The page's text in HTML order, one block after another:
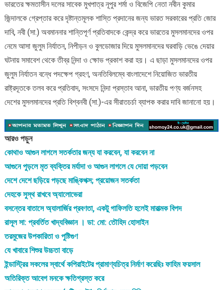
ভারতের ক্ষমতাসীন দলের সাবেক মুখপাত্র নূপুর শর্মা ও বিজেপি নেতা নবীন কুমার
জিন্দালকে গ্রেপ্তার করে দৃষ্টান্তমূলক শাস্তি প্রদানের জন্য ভারত সরকারের প্রতি জোর
দাবি, নবী (সা.) অবমাননার শান্তিপূর্ণ প্রতিবাদকে কেন্দ্র করে ভারতের মুসলমানদের ওপর
নেমে আসা জুলুম নির্যাতন, নিপীড়ন ও বুলডোজার দিয়ে মুসলমানদের ঘরবাড়ি ভেঙে দেয়ার
ঘটনায় সমাবেশ থেকে তীব্র নিন্দা ও ক্ষোভ প্রকাশ করা হয়। এ ছাড়া মুসলমানদের ওপর
জুলুম নির্যাতন বন্ধে পদক্ষেপ গ্রহণ, অনতিবিলম্বে বাংলাদেশে নিয়োজিত ভারতীয়
রাষ্ট্রদূতকে তলব করে প্রতিবাদ, সংসদে নিন্দা প্রস্তাব আনা, ভারতীয় পণ্য বর্জনসহ
দেশের মুসলমানদের প্রতি বিশ্বনবী (সা.)-এর সীরাতচর্চা ব্যাপক করার দাবি জানানো হয়।
আরও পড়ুন
কোথাও আগুন লাগলে সতর্কতার জন্য যা করবেন, যা করবেন না
আগুনে পুড়লে মৃত ব্যক্তির মর্যাদা ও আগুন লাগলে যে দোয়া পড়বেন
দেশে দেশে ছড়িয়ে পড়ছে মাঙ্কিপক্স; প্রয়োজন সতর্কতা
দেহকে সুস্থ রাখবে অ্যালোভেরা
বসন্তের বাতাসে অ্যালার্জির প্রবণতা, একটু গাফিলতি হলেই মারাত্মক বিপদ
রাসূল সা: প্রবর্তিত খাদ্যবিজ্ঞান । ডা: মো: তৌহিদ হোসাইন
তরমুজের উপকারিতা ও পুষ্টিগুণ
যে খাবারে শিশুর উচ্চতা বাড়ে
ইন্ডাস্ট্রির সকলের স্বার্থে কপিরাইটের প্রামাণ্যচিত্র নির্মাণ করেছিঃ ফাহিম ফয়সাল
অতিরিক্ত আবেগ মনকে ক্ষতিগ্রস্ত করে